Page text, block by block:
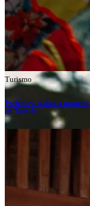
Turismo
Prefeitura realiza a primeira
do Tapajós